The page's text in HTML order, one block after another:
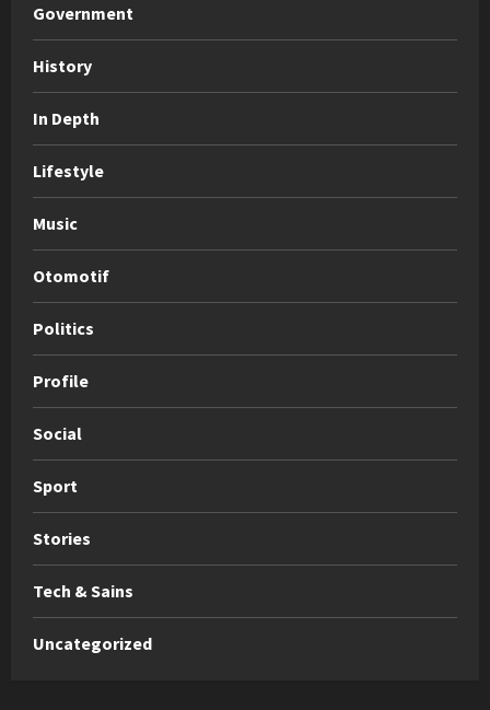
Government
History
In Depth
Lifestyle
Music
Otomotif
Politics
Profile
Social
Sport
Stories
Tech & Sains
Uncategorized